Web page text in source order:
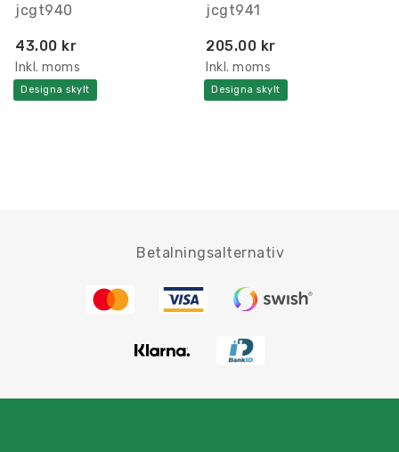
jcgt940
43.00 kr
Inkl. moms
Designa skylt
jcgt941
205.00 kr
Inkl. moms
Designa skylt
Betalningsalternativ